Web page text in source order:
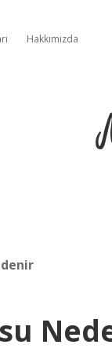
Hakkımızda